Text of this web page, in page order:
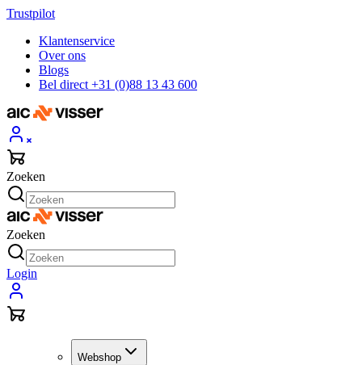
Trustpilot
Klantenservice
Over ons
Blogs
Bel direct +31 (0)88 13 43 600
Zoeken
Zoeken
Login
Webshop